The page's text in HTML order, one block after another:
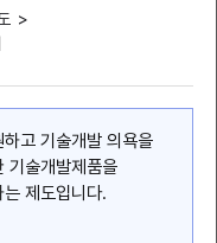
고 기술개발 의욕을
기술개발제품을
제도입니다.